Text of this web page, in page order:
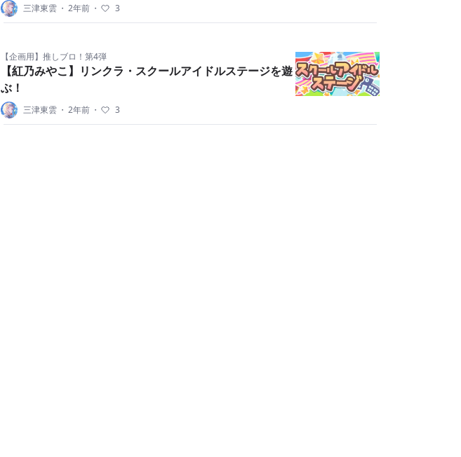
三津東雲 ・ 2年前 ・ 3
【企画用】推しブロ！第4弾
【紅乃みやこ】リンクラ・スクールアイドルステージを遊
ぶ！
三津東雲 ・ 2年前 ・ 3